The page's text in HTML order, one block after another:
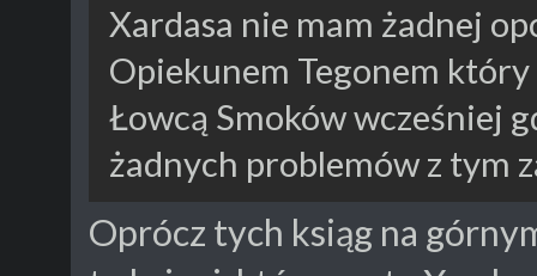
Xardasa nie mam żadnej
Opiekunem Tegonem
Łowcą Smoków wcześniej
żadnych problemów z tym
Oprócz tych ksiąg na